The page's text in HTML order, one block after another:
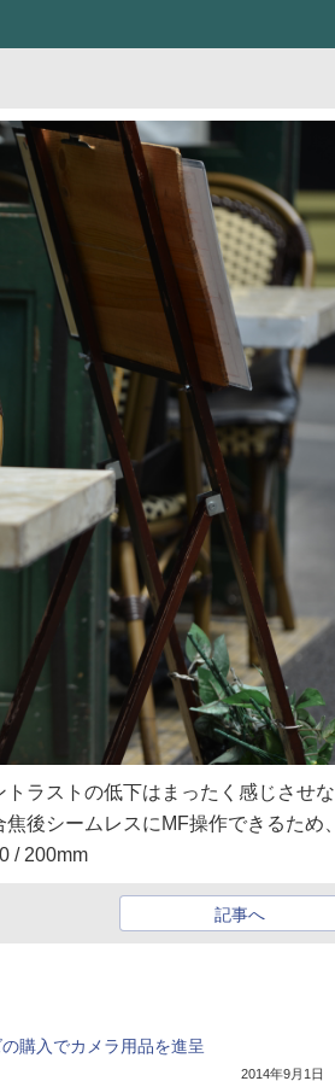
ラストの低下はまったく感じさせな
後シームレスにMF操作できるため、
/ 200mm
記事へ
の購入でカメラ用品を進呈
2014年9月1日